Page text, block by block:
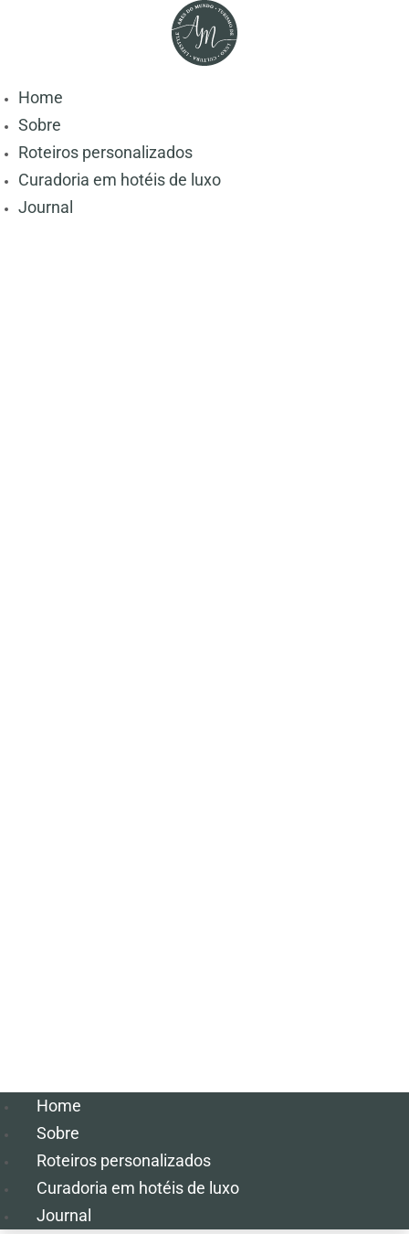
Home
Sobre
Roteiros personalizados
Curadoria em hotéis de luxo
Journal
Home
Sobre
Roteiros personalizados
Curadoria em hotéis de luxo
Journal